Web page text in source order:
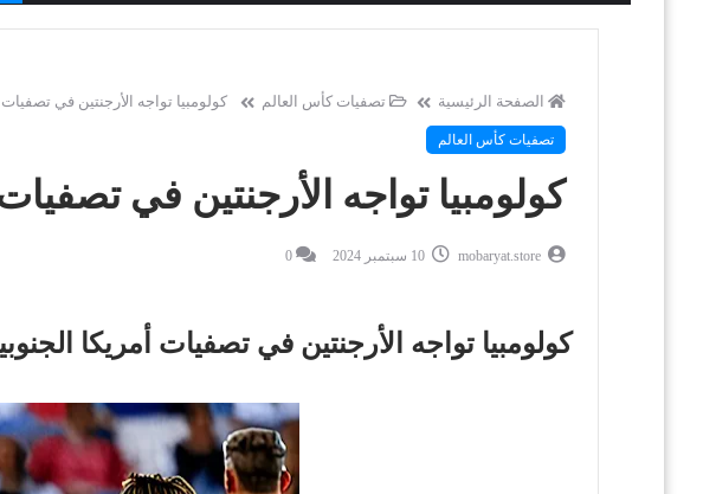
الصفحة الرئيسية تصفيات كأس العالم كولومبيا تواجه الأرجنتين في
تصفيات كأس العالم
كولومبيا تواجه الأرجنتين في
mobaryat.store 10 سبتمبر 2024 0
كولومبيا تواجه الأرجنتين في تصفيات أمريكا